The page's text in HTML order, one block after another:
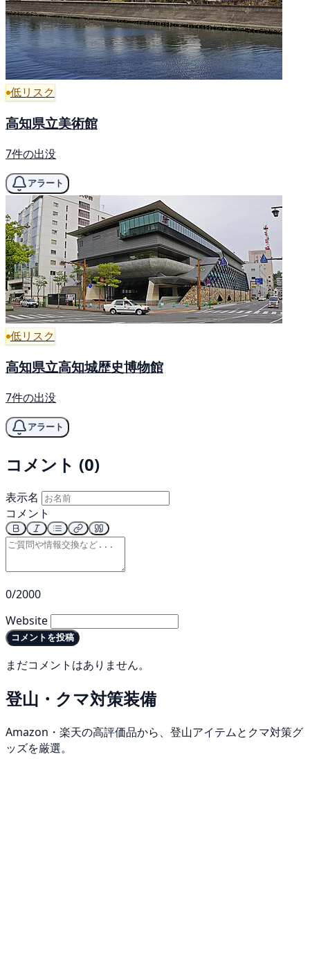
低リスク
高知県立美術館
7件の出没
アラート
低リスク
高知県立高知城歴史博物館
7件の出没
アラート
コメント (0)
表示名
コメント
0/2000
Website
コメントを投稿
まだコメントはありません。
登山・クマ対策装備
Amazon・楽天の高評価品から、登山アイテムとクマ対策グ
ッズを厳選。